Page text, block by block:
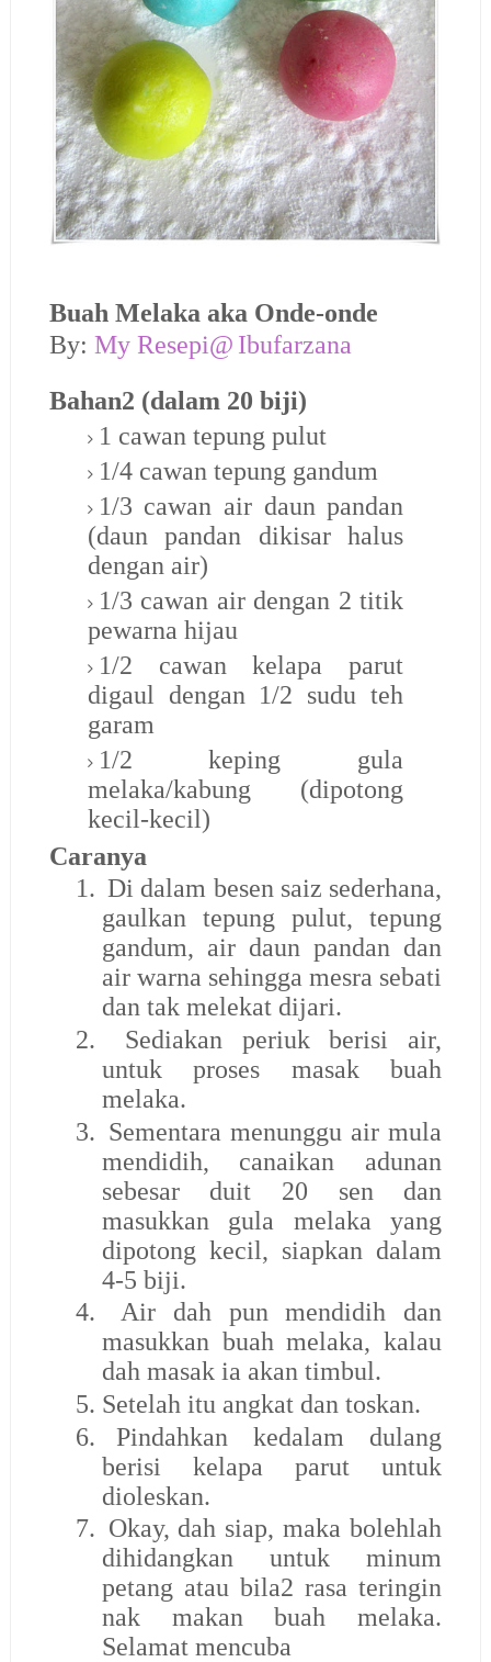
Buah Melaka aka Onde-onde
By: My Resepi@ Ibufarzana
Bahan2 (dalam 20 biji)
1 cawan tepung pulut
1/4 cawan tepung gandum
1/3 cawan air daun pandan
(daun pandan dikisar halus
dengan air)
1/3 cawan air dengan 2 titik
pewarna hijau
1/2 cawan kelapa parut
digaul dengan 1/2 sudu teh
garam
1/2 keping gula
melaka/kabung (dipotong
kecil-kecil)
Caranya
1. Di dalam besen saiz sederhana,
gaulkan tepung pulut, tepung
gandum, air daun pandan dan
air warna sehingga mesra sebati
dan tak melekat dijari.
2.
Sediakan periuk berisi air,
untuk proses masak buah
melaka.
3. Sementara menunggu air mula
mendidih, canaikan adunan
sebesar duit 20 sen dan
masukkan gula melaka yang
dipotong kecil, siapkan dalam
4-5 biji.
4.
Air dah pun mendidih dan
masukkan buah melaka, kalau
dah masak ia akan timbul.
5. Setelah itu angkat dan toskan.
6.
Pindahkan kedalam dulang
berisi kelapa parut untuk
dioleskan.
7. Okay, dah siap, maka bolehlah
dihidangkan untuk minum
petang atau bila2 rasa teringin
nak makan buah melaka.
Selamat mencuba